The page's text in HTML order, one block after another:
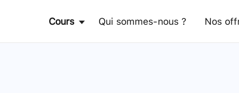
Cours Qui sommes-nous ? Nos